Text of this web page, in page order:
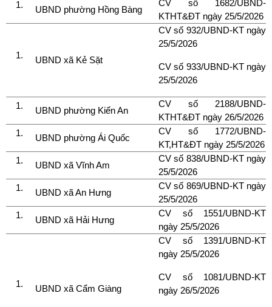
UBND phường Hồng Bàng
CV số 1682/UBND-
KTHT&ĐT ngày 25/5/2026
UBND xã Kẻ Sặt
CV số 932/UBND-KT ngày
25/5/2026
CV số 933/UBND-KT ngày
25/5/2026
UBND phường Kiến An
CV số 2188/UBND-
KTHT&ĐT ngày 26/5/2026
UBND phường Ái Quốc
CV số 1772/UBND-
KT,HT&ĐT ngày 25/5/2026
UBND xã Vĩnh Am
CV số 838/UBND-KT ngày
25/5/2026
UBND xã An Hưng
CV số 869/UBND-KT ngày
25/5/2026
UBND xã Hải Hưng
CV số 1551/UBND-KT
ngày 25/5/2026
UBND xã Cẩm Giàng
CV số 1391/UBND-KT
ngày 25/5/2026
CV số 1081/UBND-KT
ngày 26/5/2026